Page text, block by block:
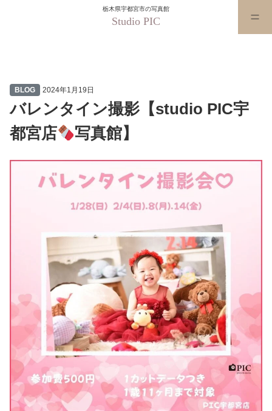
栃木県宇都宮市の写真館
Studio PIC
BLOG 2024年1月19日
バレンタイン撮影【studio PIC宇
都宮店
写真館】